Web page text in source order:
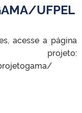
UFPEL
acesse a página